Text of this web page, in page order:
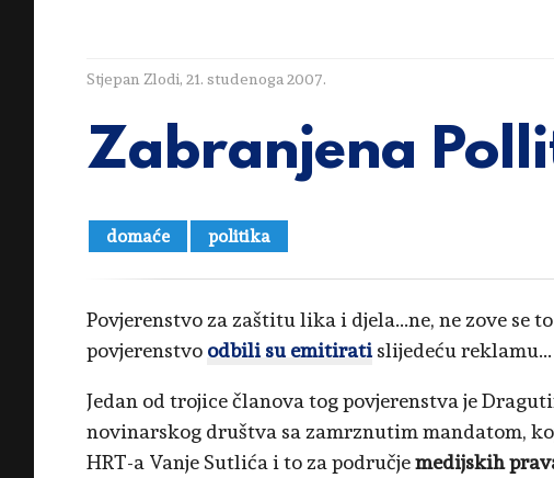
Stjepan Zlodi, 21. studenoga 2007.
Zabranjena
domaće politika
Povjerenstvo za zaštitu lika i djela...ne, ne zove se
povjerenstvo odbili su emitiratislijedeću reklamu...
Jedan od trojice članova tog povjerenstva je
novinarskog društva sa zamrznutim mandatom,
HRT-a Vanje Sutlića i to za područjemedijskih